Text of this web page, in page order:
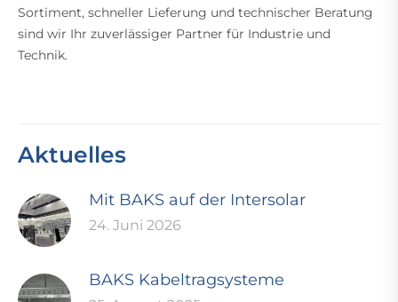
Sortiment, schneller Lieferung und technischer Beratung
sind wir Ihr zuverlässiger Partner für Industrie und
Technik.
Aktuelles
Mit BAKS auf der Intersolar
24. Juni 2026
BAKS Kabeltragsysteme